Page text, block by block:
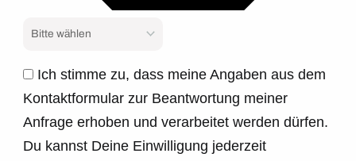
Ich stimme zu, dass meine Angaben aus dem
Kontaktformular zur Beantwortung meiner
Anfrage erhoben und verarbeitet werden dürfen.
Du kannst Deine Einwilligung jederzeit